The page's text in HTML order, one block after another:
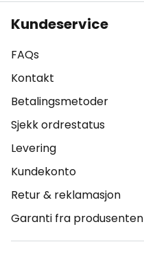
Kundeservice
FAQs
Kontakt
Betalingsmetoder
Sjekk ordrestatus
Levering
Kundekonto
Retur & reklamasjon
Garanti fra produsenten